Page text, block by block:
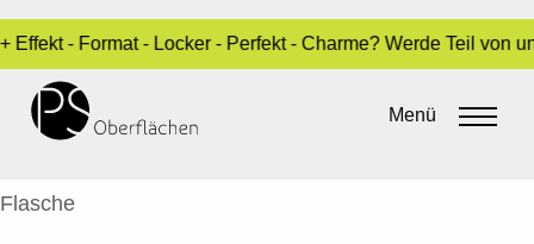
- Format - Locker - Perfekt - Charme? Werde Teil
Menü
MBITI, KAVATA – FLASCHE
Sara Dari•1. Juli 2016
Flasche